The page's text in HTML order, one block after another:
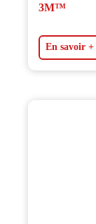
3M™
En savoir +